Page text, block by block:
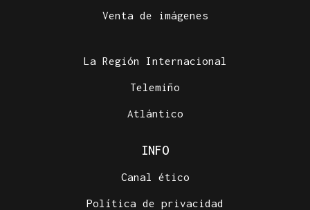
Venta de imágenes
La Región Internacional
Telemiño
Atlántico
INFO
Canal ético
Política de privacidad